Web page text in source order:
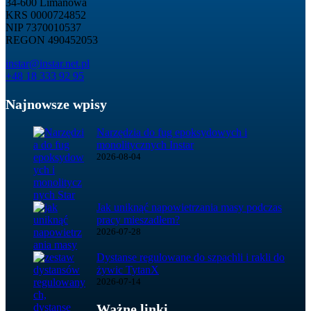
KRS 0000724852
NIP 7370010537
REGON 490452053
instar@instar.net.pl
+48 18 333 92 95
Najnowsze wpisy
Narzędzia do fug epoksydowych i
monolitycznych Instar
2026-08-04
Jak uniknąć napowietrzania masy podczas
pracy mieszadłem?
2026-07-28
Dystanse regulowane do szpachli i rakli do
żywic TytanX
2026-07-14